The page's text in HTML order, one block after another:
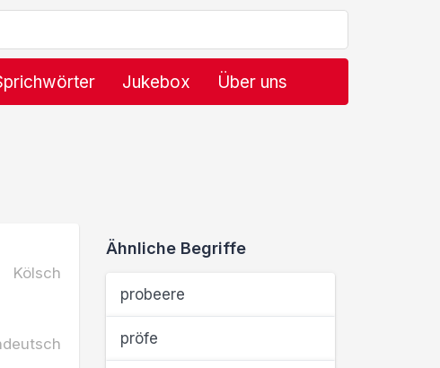
Jukebox Über uns
Kölsch
Ähnliche Begriffe
probeere
pröfe